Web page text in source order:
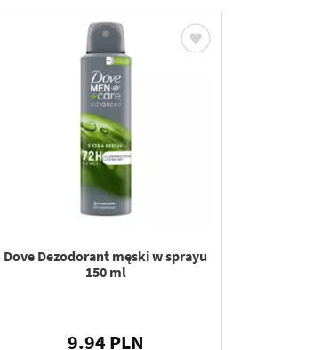
Dove Dezodorant męski w sprayu
150 ml
9.94 PLN